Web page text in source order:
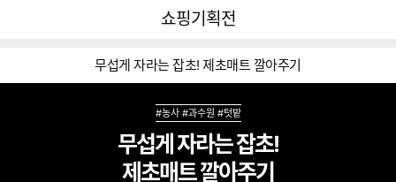
다나와
쇼핑기획전
무섭게 자라는 잡초! 제초매트 깔아주기
#농사 #과수원 #텃밭
무섭게 자라는 잡초!
제초매트 깔아주기